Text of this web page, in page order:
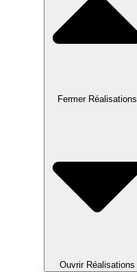
Fermer Réalisations
Ouvrir Réalisations